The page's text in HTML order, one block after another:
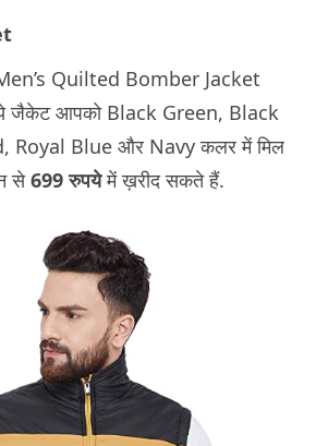
Quilted Bomber Jacket
जैकेट आपको Black Green, Black
Royal Blue और Navy कलर में मिल
से699 रुपयेमें ख़रीद सकते हैं.